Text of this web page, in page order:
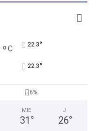
°C 22.3°
22.3°
6%
MIE
31 °
J
26°